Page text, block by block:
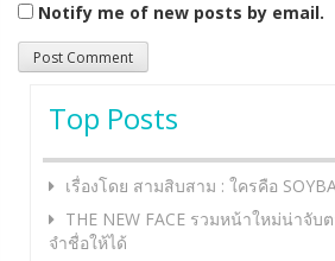
Notify me of new posts by email.
Top Posts
เรื่องโดย สามสิบสาม : ใครคือ
THE NEW FACE รวมหน้าใหม่น่าจั
จำชื่อให้ได้